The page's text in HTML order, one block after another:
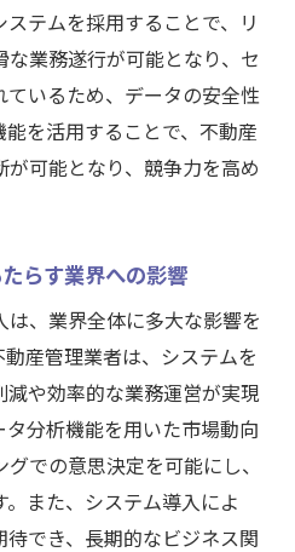
理業者が直面する課題解
学ぶ効率化のヒント
善される業務フローの実
を予測するトレンド
える不動産管理の形
続可能な不動産管理の実
らす不動産業界の変革
テムを採用することで、リ
な業務遂行が可能となり、セ
ているため、データの安全性
を活用することで、不動産
可能となり、競争力を高め
らす業界への影響
、業界全体に多大な影響を
産管理業者は、システムを
や効率的な業務運営が実現
タ分析機能を用いた市場動向
での意思決定を可能にし、
また、システム導入によ
待でき、長期的なビジネス関